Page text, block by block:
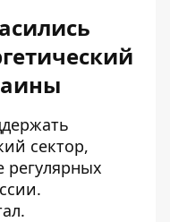
сектор,
регулярных
.